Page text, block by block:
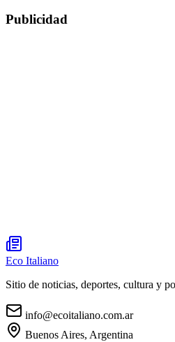
Publicidad
Eco Italiano
Sitio de noticias, deportes, cultura y
info@ecoitaliano.com.ar
Buenos Aires, Argentina